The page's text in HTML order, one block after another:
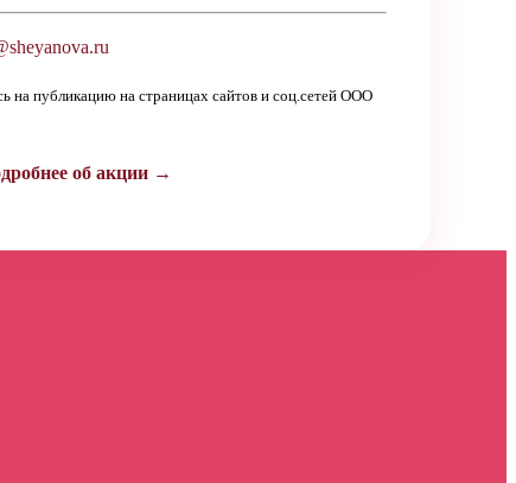
на публикацию на страницах сайтов и соц.сетей ООО
об акции →